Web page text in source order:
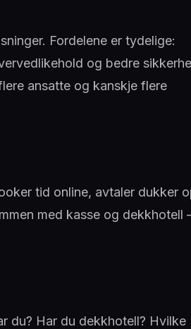
Fordelene er tydelige:
og bedre
ansatte og kanskje flere
tid online, avtaler dukker
med kasse og dekkhotell
du? Har du dekkhotell? Hvilke